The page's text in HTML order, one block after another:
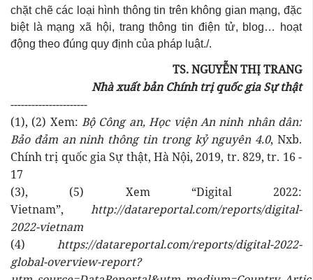
chặt chẽ các loại hình thông tin trên không gian mạng, đặc
biệt là mạng xã hội, trang thông tin điện tử, blog… hoạt
động theo đúng quy định của pháp luật./.
TS. NGUYỄN THỊ TRANG
Nhà xuất bản Chính trị quốc gia Sự thật
----------------------
(1), (2) Xem:Bộ Công an, Học viện An ninh nhân dân:
Bảo đảm an ninh thông tin trong kỷ nguyên 4.0, Nxb.
Chính trị quốc gia Sự thật, Hà Nội, 2019, tr. 829, tr. 16 -
17
(3), (5) Xem “Digital 2022:
Vietnam”, http://datareportal.com/reports/digital-
2022-vietnam
(4) https://datareportal.com/reports/digital-2022-
global-overview-report?